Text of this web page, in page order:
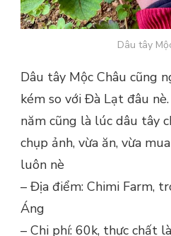
Dâu tây
Dâu tây Mộc Châu cũng
kém so với Đà Lạt đâu
năm cũng là lúc dâu tây
chụp ảnh, vừa ăn, vừa
luôn nè
– Địa điểm: Chimi Farm,
Áng
– Chi phí: 60k, thực chất